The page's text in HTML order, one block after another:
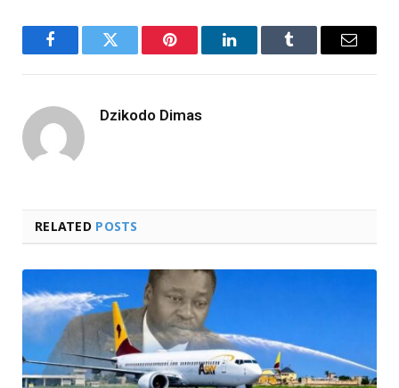
FacebookTwitter Pinterest LinkedInTumblr Email
Dzikodo Dimas
RELATED POSTS